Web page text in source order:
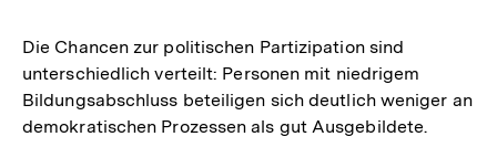
Die Chancen zur politischen Partizipation sind
unterschiedlich verteilt: Personen mit niedrigem
Bildungsabschluss beteiligen sich deutlich weniger an
demokratischen Prozessen als gut Ausgebildete.